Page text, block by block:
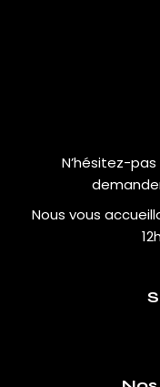
N’hésitez-
Nous vous